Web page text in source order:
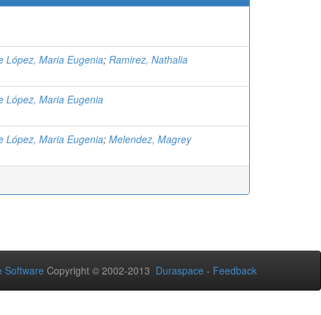
López, Maria Eugenia; Ramirez, Nathalia
López, Maria Eugenia
López, Maria Eugenia; Melendez, Magrey
Software Copyright © 2002-2013 Duraspace - Feedback